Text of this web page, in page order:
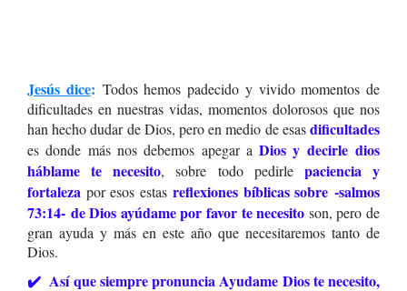
Jesús dice: Todos hemos padecido y vivido momentos de
dificultades en nuestras vidas, momentos dolorosos que nos
han hecho dudar de Dios, pero en medio de esasdificultades
es donde más nos debemos apegar aDios y decirledios
háblame te necesito, sobre todo pedirle paciencia y
fortaleza por esos estas reflexiones bíblicas sobre-salmos
73:14- de Dios ayúdame por favor te necesito son, pero de
gran ayuda y más en este año que necesitaremos tanto de
Dios.
✔️ Así que siempre pronuncia Ayudame Dios te necesito,